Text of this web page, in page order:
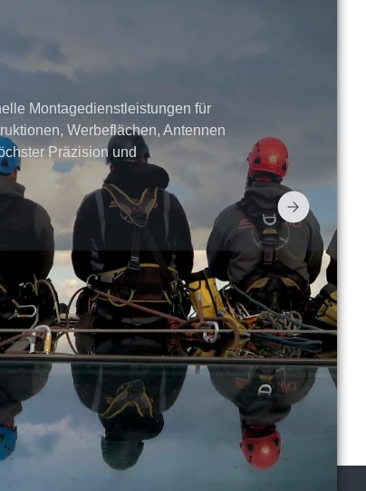
Montagedienstleistungen für
Werbeflächen, Antennen
Präzision und